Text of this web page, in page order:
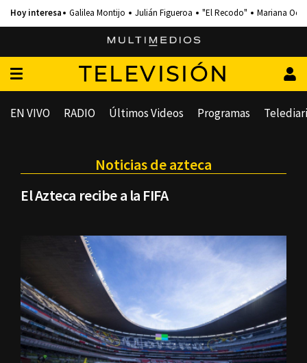
Galilea Montijo Julián Figueroa "El Recodo" Mariana
TELEVISIÓN
EN VIVO RADIO Últimos Videos Programas
Noticias de azteca
El Azteca recibe a la FIFA